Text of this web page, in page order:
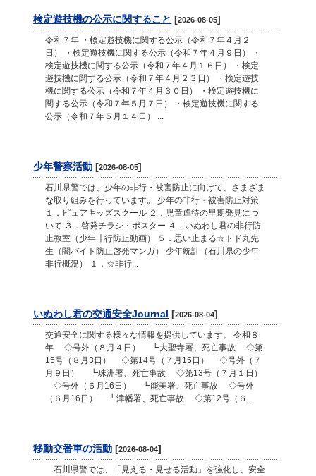
検定遊技機の公示に関すること [2026-08-05]
令和７年 ・検定遊技機に関する公示（令和７年４月２
日） ・検定遊技機に関する公示（令和７年４月９日） ・
検定遊技機に関する公示（令和７年４月１６日） ・検定
遊技機に関する公示（令和７年４月２３日） ・検定遊技
機に関する公示（令和７年４月３０日） ・検定遊技機に
関する公示（令和７年５月７日） ・検定遊技機に関する
公示（令和７年５月１４日） ...
少年警察活動 [2026-08-05]
石川県警では、少年の非行・被害防止に向けて、さまざま
な取り組みを行っています。 少年の非行・被害防止対策
１．ピュアキッズスクール ２．児童虐待の早期発見につ
いて ３．啓発チラシ・ポスター ４．いぬわし君の非行防
止教室（少年非行防止動画） ５．思い止まる☆トド丸先
生（闇バイト防止啓発マンガ） 少年統計（石川県の少年
非行概況） １．☆非行...
いぬわし君の交通安全Journal [2026-08-04]
交通安全に関する様々な情報を提供しています。 令和８
年 ◇号外（８月４日） ┗大聖寺署、死亡事故 ◇第
15号（８月3日） ◇第14号（７月15日） ◇号外（７
月９日） ┗珠洲署、死亡事故 ◇第13号（７月１日）
◇号外（６月16日） ┗能美署、死亡事故 ◇号外
（６月16日） ┗津幡署、死亡事故 ◇第12号（６...
移動交番車の活動 [2026-08-04]
石川県警では、「見える・見せる活動」を強化し、安全